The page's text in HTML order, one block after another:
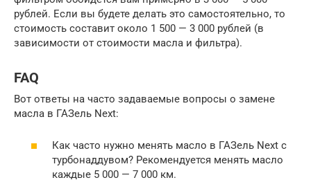
рублей. Если вы будете делать это самостоятельно, то
стоимость составит около 1 500 — 3 000 рублей (в
зависимости от стоимости масла и фильтра).
FAQ
Вот ответы на часто задаваемые вопросы о замене
масла в ГАЗель Next:
Как часто нужно менять масло в ГАЗель Next с
турбонаддувом? Рекомендуется менять масло
каждые 5 000 — 7 000 км.